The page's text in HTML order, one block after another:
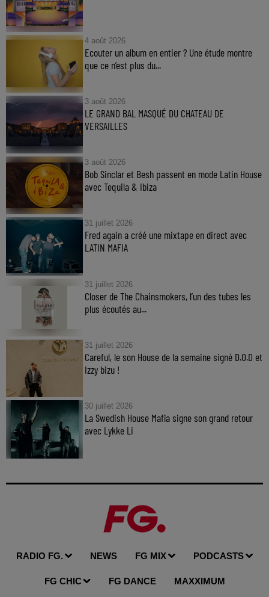
4 août 2026
Ecouter un album en entier ? Une étude montre
que ce n’est plus du...
3 août 2026
LE GRAND BAL MASQUÉ DU CHATEAU DE
VERSAILLES
3 août 2026
Bob Sinclar et Besh passent en mode Latin House
avec Tequila & Ibiza
31 juillet 2026
Fred again a créé une mixtape en direct avec
LATIN MAFIA
31 juillet 2026
Closer de The Chainsmokers, l’un des tubes les
plus écoutés au...
31 juillet 2026
Careful, le son House de la semaine signé D.O.D et
Izzy bizu !
30 juillet 2026
La Swedish House Mafia signe son grand retour
avec Lykke Li
RADIO FG. NEWS FG MIX PODCASTS
FG CHIC FG DANCE MAXXIMUM